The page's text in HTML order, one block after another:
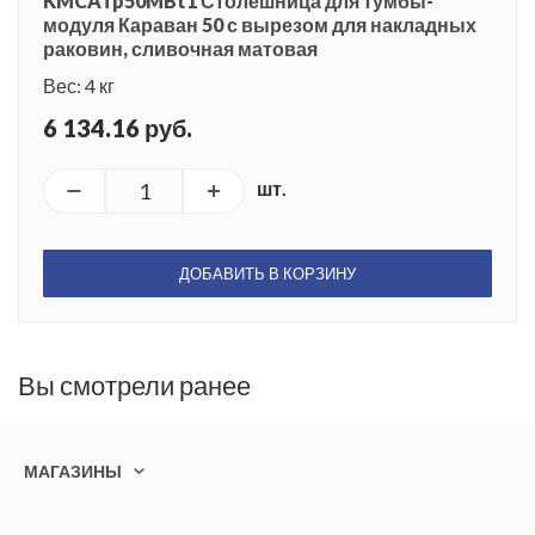
модуля Караван 50 с вырезом для накладных
раковин, сливочная матовая
Вес: 4 кг
6 134.16 руб.
шт.
ДОБАВИТЬ В КОРЗИНУ
Вы смотрели ранее
МАГАЗИНЫ